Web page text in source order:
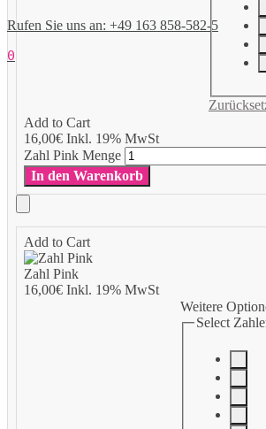
Rufen Sie uns an: +49 163 858-582-5
0
Add to Cart
16,00€Inkl. 19% MwSt
Zahl Pink Menge
In den Warenkorb
Add to Cart
Zahl Pink
16,00€Inkl. 19% MwSt
Weitere
Select